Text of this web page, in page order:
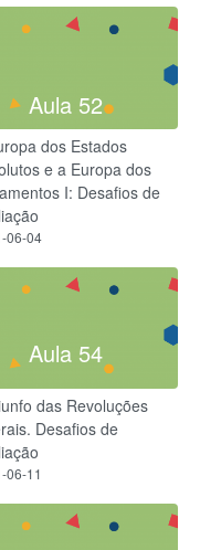
Aula 52
dos Estados
e a Europa dos
I: Desafios de
06-04
Aula 54
das Revoluções
Desafios de
06-11